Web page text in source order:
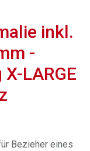
inkl.
-
LARGE
Bezieher eines